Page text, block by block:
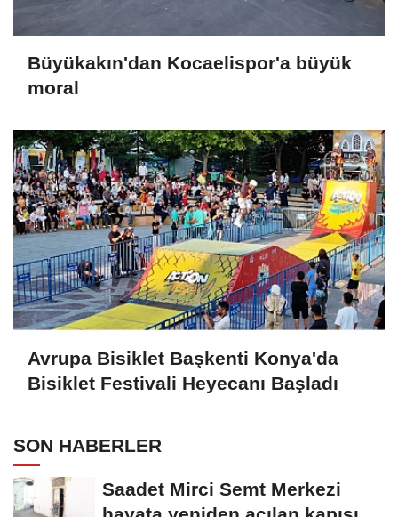
Büyükakın'dan Kocaelispor'a büyük
moral
Avrupa Bisiklet Başkenti Konya'da
Bisiklet Festivali Heyecanı Başladı
SON HABERLER
Saadet Mirci Semt Merkezi